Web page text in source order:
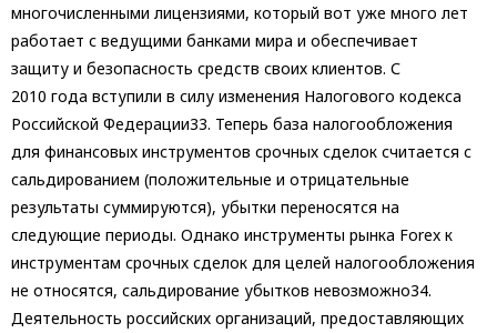
многочисленными лицензиями, который вот уже много лет
работает с ведущими банками мира и обеспечивает
защиту и безопасность средств своих клиентов. С
2010 года вступили в силу изменения Налогового кодекса
Российской Федерации33. Теперь база налогообложения
для финансовых инструментов срочных сделок считается с
сальдированием (положительные и отрицательные
результаты суммируются), убытки переносятся на
следующие периоды. Однако инструменты рынка Forex к
инструментам срочных сделок для целей налогообложения
не относятся, сальдирование убытков невозможно34.
Деятельность российских организаций, предоставляющих